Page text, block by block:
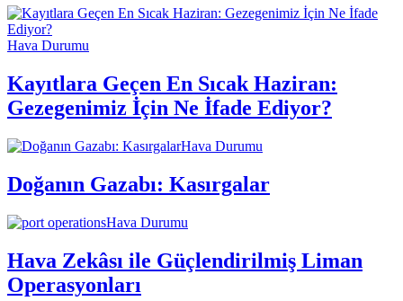
Hava Durumu
Kayıtlara Geçen En Sıcak Haziran:
Gezegenimiz İçin Ne İfade Ediyor?
Hava Durumu
Doğanın Gazabı: Kasırgalar
Hava Durumu
Hava Zekâsı ile Güçlendirilmiş Liman
Operasyonları